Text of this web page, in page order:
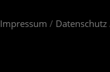
Impressum / Datenschutz